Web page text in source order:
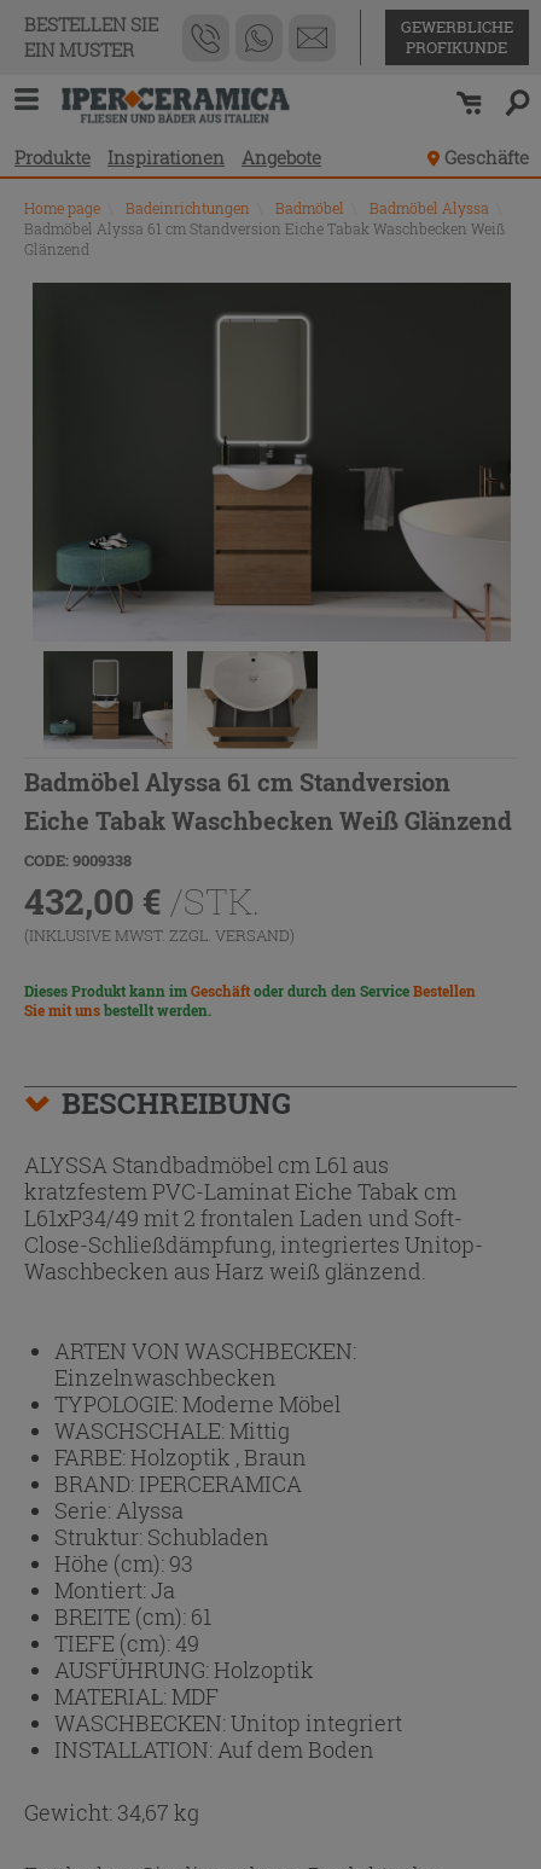
BESTELLEN SIE
EIN MUSTER
GEWERBLICHE
PROFIKUNDE
Produkte Inspirationen Angebote Geschäfte
Home page Badeinrichtungen Badmöbel Badmöbel Alyssa
Badmöbel Alyssa 61 cm Standversion Eiche Tabak Waschbecken Weiß
Glänzend
Badmöbel Alyssa 61 cm Standversion
Eiche Tabak Waschbecken Weiß Glänzend
CODE: 9009338
432,00 € /STK.
(INKLUSIVE MWST. ZZGL. VERSAND)
Dieses Produkt kann imGeschäftoder durch den ServiceBestellen
Sie mit unsbestellt werden.
BESCHREIBUNG
ALYSSA Standbadmöbel cm L61 aus
kratzfestem PVC-Laminat Eiche Tabak cm
L61xP34/49 mit 2 frontalen Laden und Soft-
Close-Schließdämpfung, integriertes Unitop-
Waschbecken aus Harz weiß glänzend.
ARTEN VON WASCHBECKEN:
Einzelnwaschbecken
TYPOLOGIE:Moderne Möbel
WASCHSCHALE:Mittig
FARBE:Holzoptik , Braun
BRAND: IPERCERAMICA
Serie: Alyssa
Struktur: Schubladen
Höhe (cm): 93
Montiert:Ja
BREITE (cm): 61
TIEFE (cm):49
AUSFÜHRUNG:Holzoptik
MATERIAL:MDF
WASCHBECKEN:Unitop integriert
INSTALLATION: Auf dem Boden
Gewicht: 34,67 kg